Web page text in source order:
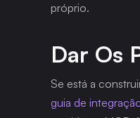
próprio.
Dar Os
guia de